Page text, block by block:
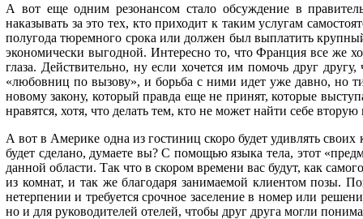
А вот еще одним резонансом стало обсуждение в
наказывать за это тех, кто приходит к таким услугам
полугода тюремного срока или должен был выплатить
экономически выгодной. Интересно то, что Франция все же
глаза. Действительно, ну если хочется им помочь друг
«любовниц по вызову», и борьба с ними идет уже давно, но
новому закону, который правда еще не принят, которые
нравятся, хотя, что делать тем, кто не может найти себе
А вот в Америке одна из гостиниц скоро будет удивлять
будет сделано, думаете вы? С помощью языка тела, этот
данной области. Так что в скором времени вас будут, как
из комнат, и так же благодаря занимаемой клиентом позы.
нетерпении и требуется срочное заселение в номер или
но и для руководителей отелей, чтобы друг друга могли